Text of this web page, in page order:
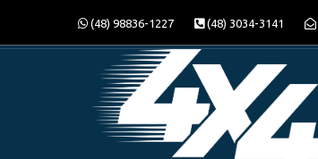
(48) 98836-1227 (48) 3034-3141